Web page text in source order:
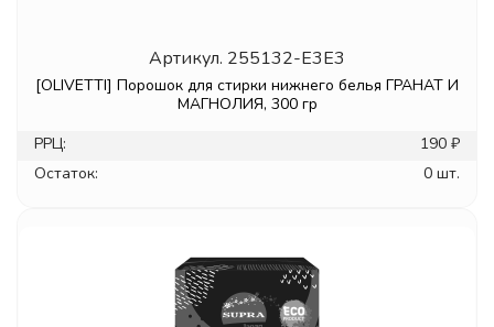
Артикул. 255132-E3E3
[OLIVETTI] Порошок для стирки нижнего белья ГРАНАТ И
МАГНОЛИЯ, 300 гр
РРЦ:
190 ₽
Остаток:
0 шт.